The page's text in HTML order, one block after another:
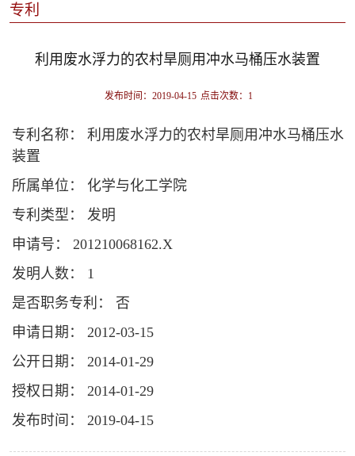
专利
利用废水浮力的农村旱厕用冲水马桶压水装置
发布时间：2019-04-15 点击次数： 1
专利名称： 利用废水浮力的农村旱厕用冲水马桶压水
装置
所属单位： 化学与化工学院
专利类型： 发明
申请号： 201210068162.X
发明人数： 1
是否职务专利： 否
申请日期： 2012-03-15
公开日期： 2014-01-29
授权日期： 2014-01-29
发布时间： 2019-04-15